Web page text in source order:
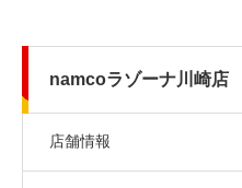
namcoラゾーナ川崎店
店舗情報